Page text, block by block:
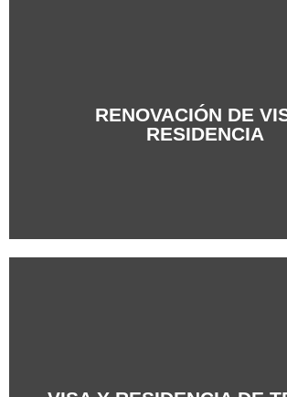
RENOVACIÓN DE
RESIDENCIA
+Info